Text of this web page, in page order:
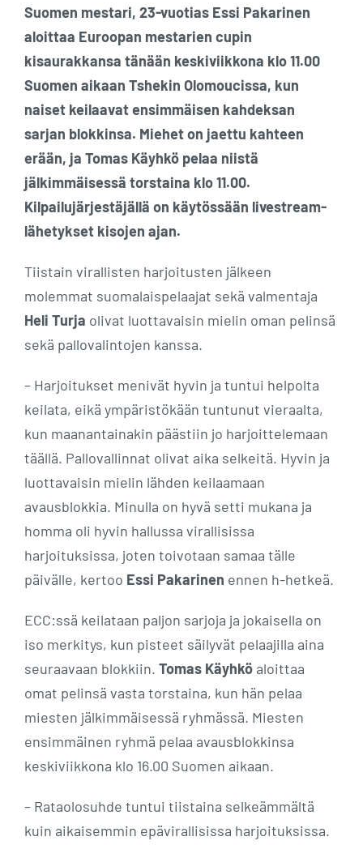
Suomen mestari, 23-vuotias Essi Pakarinen
aloittaa Euroopan mestarien cupin
kisaurakkansa tänään keskiviikkona klo 11.00
Suomen aikaan Tshekin Olomoucissa, kun
naiset keilaavat ensimmäisen kahdeksan
sarjan blokkinsa. Miehet on jaettu kahteen
erään, ja Tomas Käyhkö pelaa niistä
jälkimmäisessä torstaina klo 11.00.
Kilpailujärjestäjällä on käytössään livestream-
lähetykset kisojen ajan.
Tiistain virallisten harjoitusten jälkeen
molemmat suomalaispelaajat sekä valmentaja
Heli Turja olivat luottavaisin mielin oman pelinsä
sekä pallovalintojen kanssa.
– Harjoitukset menivät hyvin ja tuntui helpolta
keilata, eikä ympäristökään tuntunut vieraalta,
kun maanantainakin päästiin jo harjoittelemaan
täällä. Pallovallinnat olivat aika selkeitä. Hyvin ja
luottavaisin mielin lähden keilaamaan
avausblokkia. Minulla on hyvä setti mukana ja
homma oli hyvin hallussa virallisissa
harjoituksissa, joten toivotaan samaa tälle
päivälle, kertoo Essi Pakarinen ennen h-hetkeä.
ECC:ssä keilataan paljon sarjoja ja jokaisella on
iso merkitys, kun pisteet säilyvät pelaajilla aina
seuraavaan blokkiin. Tomas Käyhkö aloittaa
omat pelinsä vasta torstaina, kun hän pelaa
miesten jälkimmäisessä ryhmässä. Miesten
ensimmäinen ryhmä pelaa avausblokkinsa
keskiviikkona klo 16.00 Suomen aikaan.
– Rataolosuhde tuntui tiistaina selkeämmältä
kuin aikaisemmin epävirallisissa harjoituksissa.